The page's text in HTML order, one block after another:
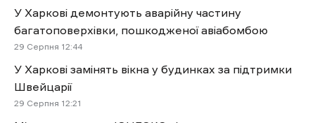
У Харкові демонтують аварійну частину
багатоповерхівки, пошкодженої авіабомбою
29 Cерпня 12:44
У Харкові замінять вікна у будинках за підтримки
Швейцарії
29 Cерпня 12:21